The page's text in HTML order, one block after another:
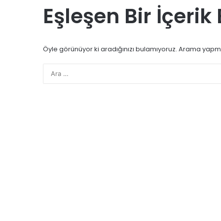
Eşleşen Bir
Öyle görünüyor ki aradığınızı bulamıyoruz. Arama